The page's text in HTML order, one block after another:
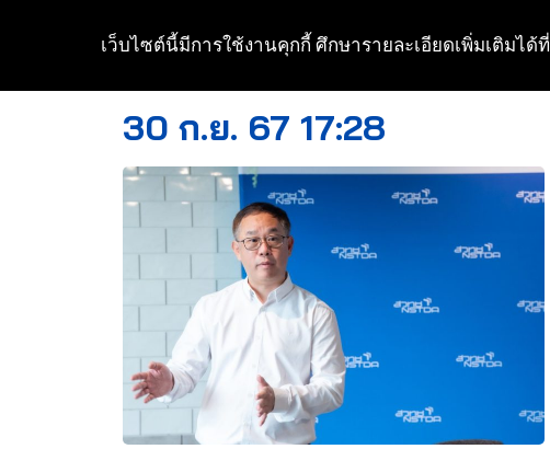
to
30 ก.ย. 67 17:28
เว็บไซต์นี้มีการใช้งานคุกกี้ ศึกษารายละเอียดเพิ่มเติมได้ที่